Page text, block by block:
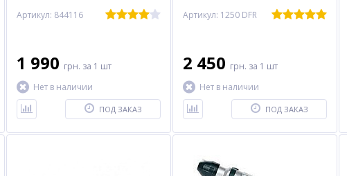
Артикул: 844116
1 990 грн. за 1 шт
Нет в наличии
ПОД ЗАКАЗ
Артикул: 1250 DFR
2 450 грн. за 1 шт
Нет в наличии
ПОД ЗАКАЗ